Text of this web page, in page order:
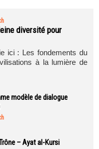
diversité pour
ici : Les fondements du
à la lumière de
modèle de dialogue
– Ayat al-Kursi